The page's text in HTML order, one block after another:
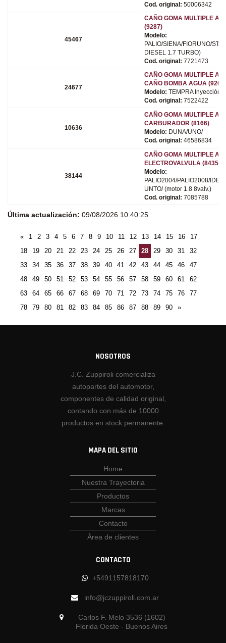
Cod. original: 50006342
45467
CAÑO GOMA MULTIPLE
(9287)
Modelo:
PALIO/SIENA/FIORUNO/
DIESEL 1.7 TURBO)
Cod. original: 7721473
24677
CAÑO GOMA MULTIPLE
CAÑO BOMBA AGUA (9209)
Modelo: TEMPRA Inyección
Cod. original: 7522422
10636
CAÑO GOMA MULTIPLE
CARBURADOR (8166)
Modelo: DUNA/UNO/
Cod. original: 46586834
38144
CAÑO GOMA MULTIPLE
ELECTROVALVULA (8435)
Modelo:
PALIO2004/PALIO2008/
UNTO/ (motor 1.8 8valv.)
Cod. original: 7085788
Última actualización: 09/08/2026 10:40:25
« 1 2 3 4 5 6 7 8 9 10 11 12 13 14 15 16
17
18
19 20 21 22 23 24 25 26 27 28 29 30 31
32
33
34 35 36 37 38 39 40 41 42 43 44 45 46
47
48
49 50 51 52 53 54 55 56 57 58 59 60 61
62
63
64 65 66 67 68 69 70 71 72 73 74 75 76
77
78
79 80 81 82 83 84 85 86 87 88 89 90 »
NOSOTROS
J.C. Zuppiroli comercializa
autopartes del automotor,
componentes de calidad original,
contando con más de 10000
productos en stock permanente.
MAPA DEL SITIO
Home
Nuestra Trayectoria
Productos
Marcas
Contacto
Área de clientes
CONTACTO
+5491157818170
info@jczuppiroli.com.ar
Carlos F. Melo 3536 (1602)
Florida Oeste - Buenos Aires